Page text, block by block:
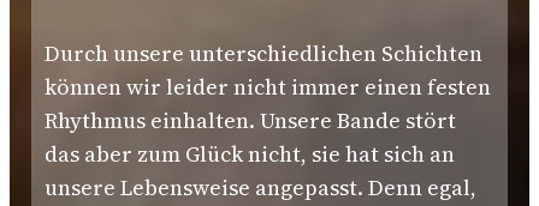
Durch unsere unterschiedlichen Schichten
können wir leider nicht immer einen festen
Rhythmus einhalten. Unsere Bande stört
das aber zum Glück nicht, sie hat sich an
unsere Lebensweise angepasst. Denn egal,